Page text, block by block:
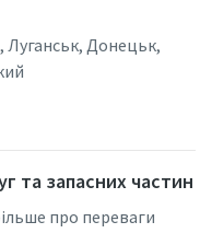
Луганськ, Донецьк,
та запасних частин
про переваги